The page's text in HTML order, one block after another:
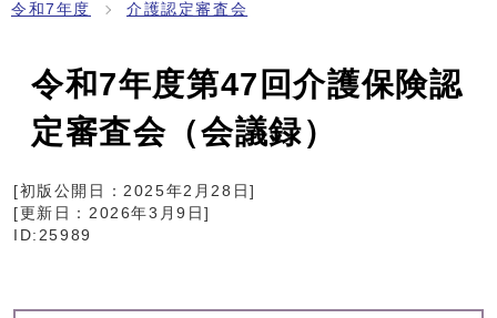
令和7年度 介護認定審査会
令和7年度第47回介護保険認
定審査会（会議録）
[初版公開日：2025年2月28日]
[更新日： 2026年3月9日]
ID:25989